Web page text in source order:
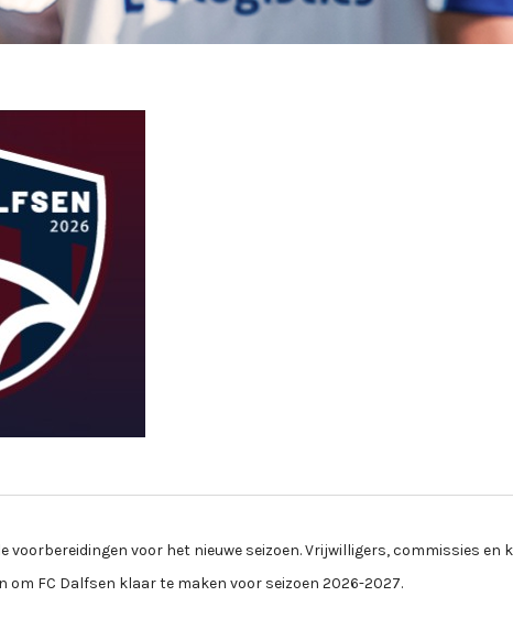
voor het nieuwe seizoen. Vrijwilligers, commissies en
FC Dalfsen klaar te maken voor seizoen 2026-2027.